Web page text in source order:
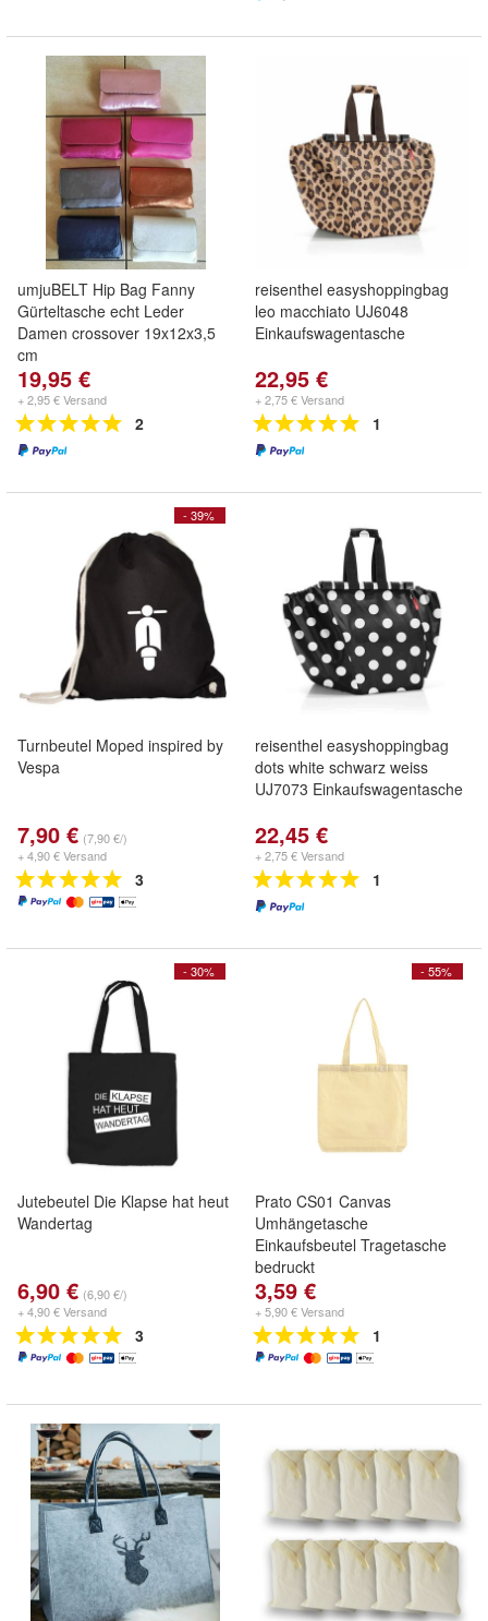
umjuBELT Hip Bag Fanny
Gürteltasche echt Leder
Damen crossover 19x12x3,5
cm
19,95 €
+ 2,95 € Versand
2
reisenthel easyshoppingbag
leo macchiato UJ6048
Einkaufswagentasche
22,95 €
+ 2,75 € Versand
1
- 39%
Turnbeutel Moped inspired by
Vespa
7,90 € (7,90 €/)
+ 4,90 € Versand
3
reisenthel easyshoppingbag
dots white schwarz weiss
UJ7073 Einkaufswagentasche
22,45 €
+ 2,75 € Versand
1
- 30%
Jutebeutel Die Klapse hat heut
Wandertag
6,90 € (6,90 €/)
+ 4,90 € Versand
3
- 55%
Prato CS01 Canvas
Umhängetasche
Einkaufsbeutel Tragetasche
bedruckt
3,59 €
+ 5,90 € Versand
1